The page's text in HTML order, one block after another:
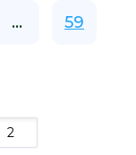
... 59